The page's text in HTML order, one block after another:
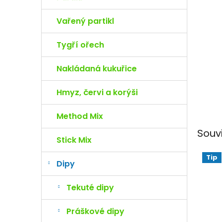
l
Vařený partikl
Tygří ořech
Nakládaná kukuřice
Hmyz, červi a korýši
Method Mix
Stick Mix
Dipy
Tekuté dipy
Práškové dipy
Tip